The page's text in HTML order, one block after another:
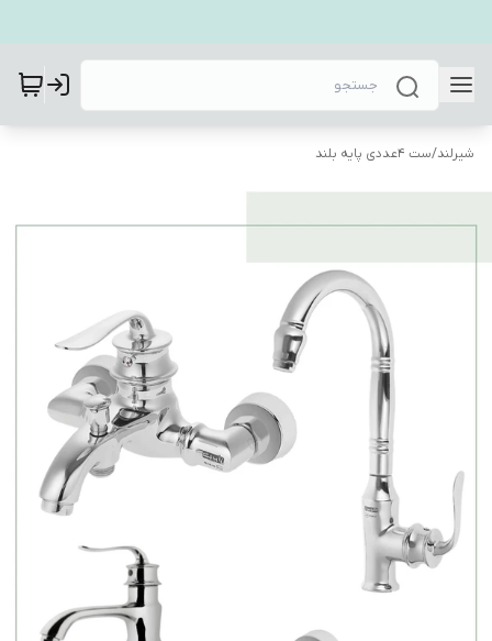
شیرلند/ست 4عددی پایه بلند